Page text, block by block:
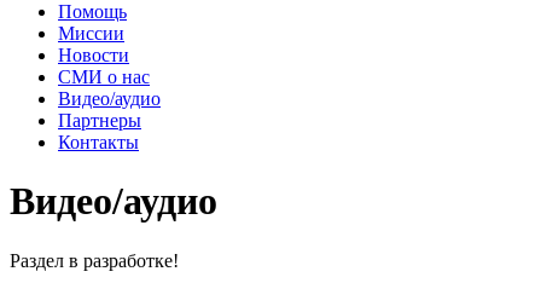
Помощь
Миссии
Новости
СМИ о нас
Видео/аудио
Партнеры
Контакты
Видео/аудио
Раздел в разработке!